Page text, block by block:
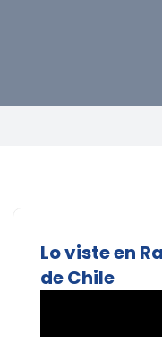
Lo viste en
de Chile